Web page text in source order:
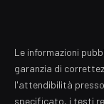
Le informazioni
garanzia di
l'attendibilità
specificato, i testi